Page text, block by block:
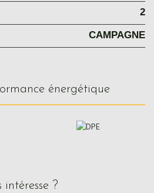
2
CAMPAGNE
énergétique
intéresse ?